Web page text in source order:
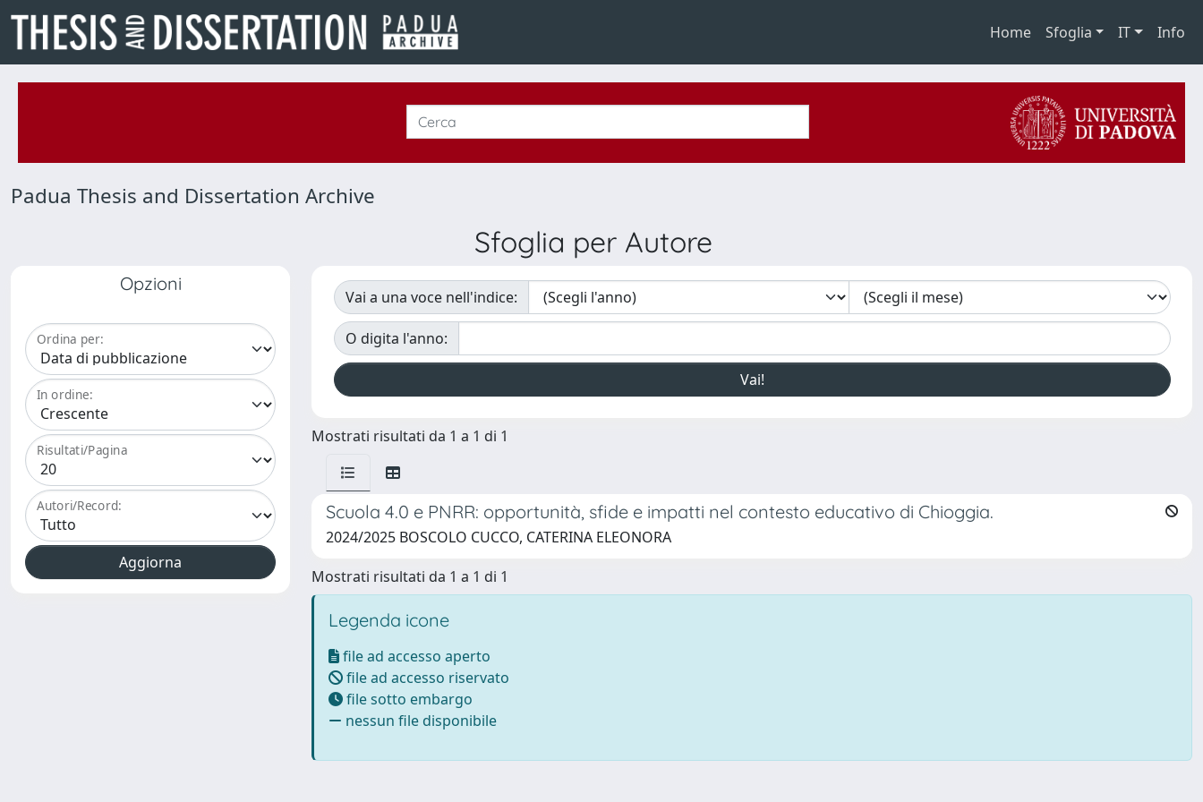
Home Sfoglia IT Info
Padua Thesis and Dissertation Archive
Sfoglia per Autore
Opzioni
Ordina per:
In ordine:
Risultati/Pagina
Autori/Record:
Vai a una voce nell'indice:
O digita l'anno:
Mostrati risultati da 1 a 1 di 1
Scuola 4.0 e PNRR: opportunità, sfide e impatti nel contesto educativo di Chioggia.
2024/2025 BOSCOLO CUCCO, CATERINA ELEONORA
Mostrati risultati da 1 a 1 di 1
Legenda icone
file ad accesso aperto
file ad accesso riservato
file sotto embargo
nessun file disponibile